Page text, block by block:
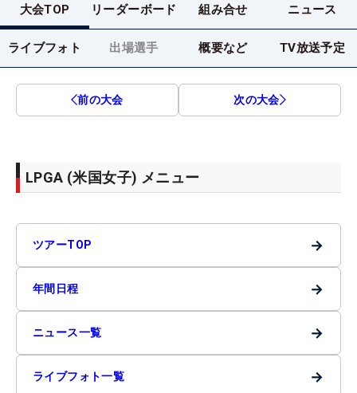
大会TOP リーダーボード 組み合せ ニュース
ライブフォト 出場選手 概要など TV放送予定
前の大会 次の大会
LPGA (米国女子) メニュー
ツアーTOP →
年間日程 →
ニュース一覧 →
ライブフォト一覧 →